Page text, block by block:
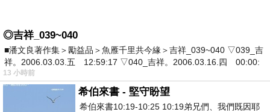
◎吉祥_039~040
■潘文良著作集＞勵益品＞魚雁千里共今緣＞吉祥_039~040 ▽039_吉
祥。2006.03.03.五 12:59:17 ▽040_吉祥。2006.03.16.四 00:00:
13 小時前
希伯來書 - 堅守盼望
希伯來書10:19-10:25 10:19弟兄們、我們既因耶